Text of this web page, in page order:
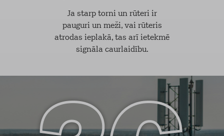
Ja starp torni un rūteri ir
pauguri un meži, vai rūteris
atrodas ieplakā, tas arī ietekmē
signāla caurlaidību.